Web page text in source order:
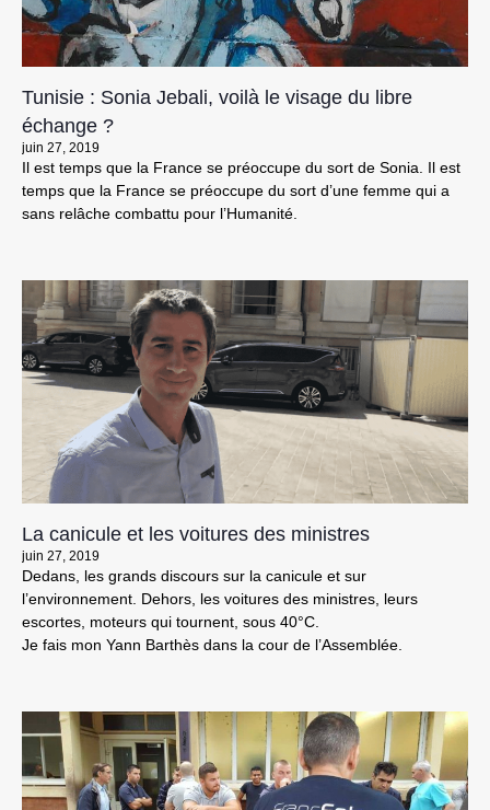
Tunisie : Sonia Jebali, voilà le visage du libre
échange ?
juin 27, 2019
Il est temps que la France se préoccupe du sort de Sonia. Il est
temps que la France se préoccupe du sort d’une femme qui a
sans relâche combattu pour l’Humanité.
La canicule et les voitures des ministres
juin 27, 2019
Dedans, les grands discours sur la canicule et sur
l’environnement. Dehors, les voitures des ministres, leurs
escortes, moteurs qui tournent, sous 40°C.
Je fais mon Yann Barthès dans la cour de l’Assemblée.